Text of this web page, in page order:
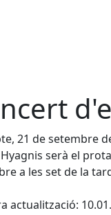
21 de setembre
serà el
a les set de la
actualització: